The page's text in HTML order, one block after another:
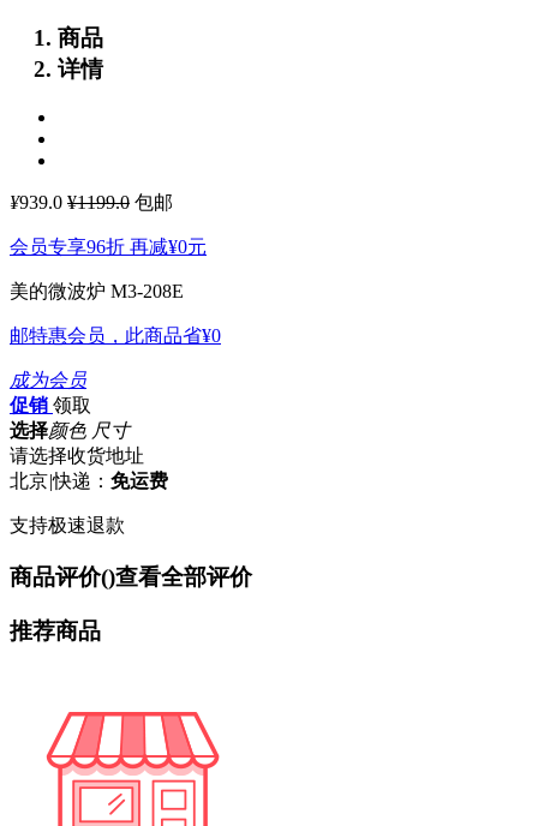
商品
详情
¥939.0 ¥1199.0 包邮
会员专享96折 再减¥0元
美的微波炉 M3-208E
邮特惠会员，此商品省¥0
成为会员
促销 领取
选择颜色 尺寸
请选择收货地址
北京|快递： 免运费
支持极速退款
商品评价()查看全部评价
推荐商品